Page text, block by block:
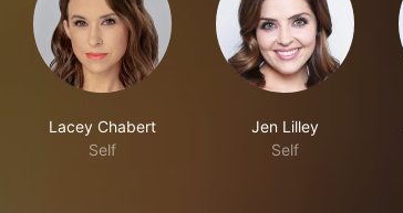
Lacey Chabert
Self
Jen Lilley
Self